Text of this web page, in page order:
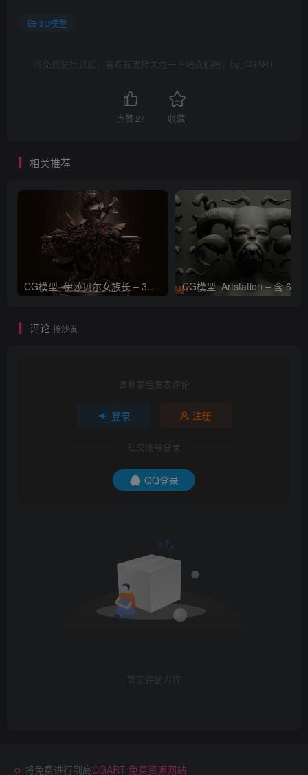
3D模型
将免费进行到底，喜欢就支持关注一下吧我们吧，by_CGART
点赞27 收藏
相关推荐
CG模型_伊莎贝尔女族长 – 3D 模型_CGART_模型下载
评论 抢沙发
请登录后发表评论
登录 注册
社交账号登录
QQ登录
暂无评论内容
将免费进行到底CGART 免费资源网站